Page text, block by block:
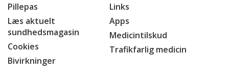
Pillepas
Læs aktuelt
sundhedsmagasin
Cookies
Bivirkninger
Links
Apps
Medicintilskud
Trafikfarlig medicin